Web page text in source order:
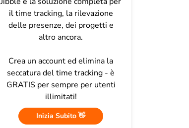
il time tracking, la rilevazione
delle presenze, dei progetti e
altro ancora.
Crea un account ed elimina la
seccatura del time tracking - è
GRATIS per sempre per utenti
illimitati!
Inizia Subito 👋